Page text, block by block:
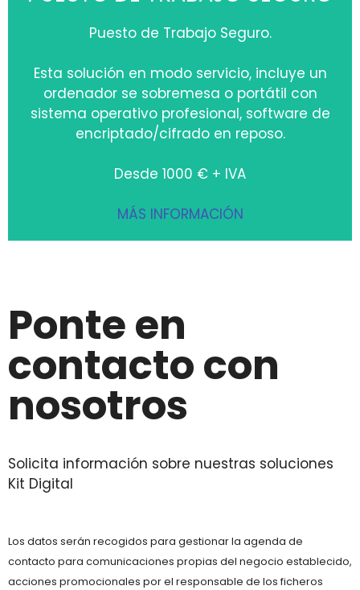
Puesto de Trabajo Seguro.
Esta solución en modo servicio, incluye un
ordenador se sobremesa o portátil con
sistema operativo profesional, software de
encriptado/cifrado en reposo.
Desde 1000 € + IVA
MÁS INFORMACIÓN
Ponte en
contacto con
nosotros
Solicita información sobre nuestras soluciones
Kit Digital
Los datos serán recogidos para gestionar la agenda de
contacto para comunicaciones propias del negocio establecido,
acciones promocionales por el responsable de los ficheros